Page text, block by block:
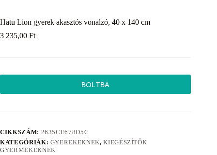
Hatu Lion gyerek akasztós vonalzó, 40 x 140 cm
3 235,00 Ft
BOLTBA
CIKKSZÁM: 2635CE678D5C
KATEGÓRIÁK: GYEREKEKNEK,KIEGÉSZÍTŐK
GYERMEKEKNEK